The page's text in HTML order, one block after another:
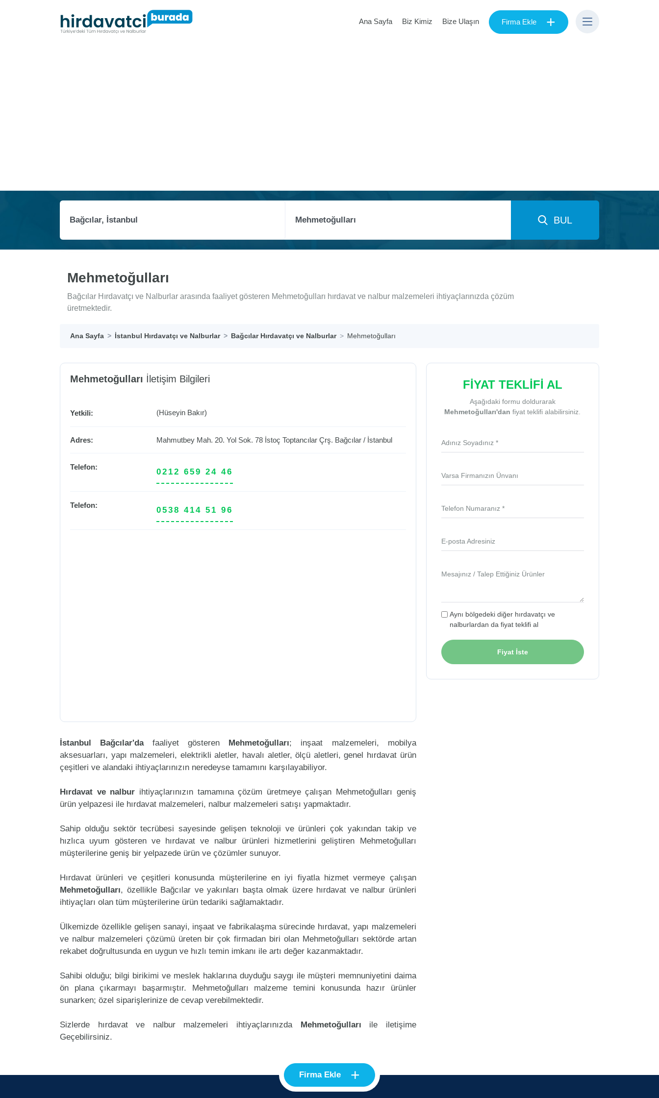
Ana Sayfa Biz Kimiz Bize Ulaşın Firma Ekle +
BUL
Mehmetoğulları
Bağcılar Hırdavatçı ve Nalburlar arasında faaliyet gösteren Mehmetoğulları hırdavat ve nalbur malzemeleri ihtiyaçlarınızda çözüm
üretmektedir.
Ana Sayfa İstanbul Hırdavatçı ve Nalburlar Bağcılar Hırdavatçı ve Nalburlar Mehmetoğulları
Mehmetoğulları İletişim Bilgileri
Yetkili: (Hüseyin Bakır)
Adres: Mahmutbey Mah. 20. Yol Sok. 78 İstoç Toptancılar Çrş. Bağcılar / İstanbul
Telefon:
0212 659 24 46
Telefon:
0538 414 51 96
İstanbul Bağcılar'dafaaliyet gösteren Mehmetoğulları; inşaat malzemeleri, mobilya
aksesuarları, yapı malzemeleri, elektrikli aletler, havalı aletler, ölçü aletleri, genel hırdavat ürün
çeşitleri ve alandaki ihtiyaçlarınızın neredeyse tamamını karşılayabiliyor.
Hırdavat ve nalbur ihtiyaçlarınızın tamamına çözüm üretmeye çalışan Mehmetoğulları geniş
ürün yelpazesi ile hırdavat malzemeleri, nalbur malzemeleri satışı yapmaktadır.
Sahip olduğu sektör tecrübesi sayesinde gelişen teknoloji ve ürünleri çok yakından takip ve
hızlıca uyum gösteren ve hırdavat ve nalbur ürünleri hizmetlerini geliştiren Mehmetoğulları
müşterilerine geniş bir yelpazede ürün ve çözümler sunuyor.
Hırdavat ürünleri ve çeşitleri konusunda müşterilerine en iyi fiyatla hizmet vermeye çalışan
Mehmetoğulları, özellikle Bağcılar ve yakınları başta olmak üzere hırdavat ve nalbur ürünleri
ihtiyaçları olan tüm müşterilerine ürün tedariki sağlamaktadır.
Ülkemizde özellikle gelişen sanayi, inşaat ve fabrikalaşma sürecinde hırdavat, yapı malzemeleri
ve nalbur malzemeleri çözümü üreten bir çok firmadan biri olan Mehmetoğulları sektörde artan
rekabet doğrultusunda en uygun ve hızlı temin imkanı ile artı değer kazanmaktadır.
Sahibi olduğu; bilgi birikimi ve meslek haklarına duyduğu saygı ile müşteri memnuniyetini daima
ön plana çıkarmayı başarmıştır. Mehmetoğulları malzeme temini konusunda hazır ürünler
sunarken; özel siparişlerinize de cevap verebilmektedir.
Sizlerde hırdavat ve nalbur malzemeleri ihtiyaçlarınızda Mehmetoğulları ile iletişime
Geçebilirsiniz.
FİYAT TEKLİFİ AL
Aşağıdaki formu doldurarak
Mehmetoğulları'dan fiyat teklifi alabilirsiniz.
Adınız Soyadınız *
Varsa Firmanızın Ünvanı
Telefon Numaranız *
E-posta Adresiniz
Mesajınız / Talep Ettiğiniz Ürünler
Aynı bölgedeki diğer hırdavatçı ve
nalburlardan da fiyat teklifi al
Fiyat İste
Firma Ekle +